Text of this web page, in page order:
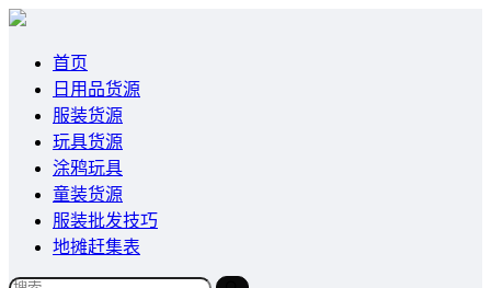
首页
日用品货源
服装货源
玩具货源
涂鸦玩具
童装货源
服装批发技巧
地摊赶集表